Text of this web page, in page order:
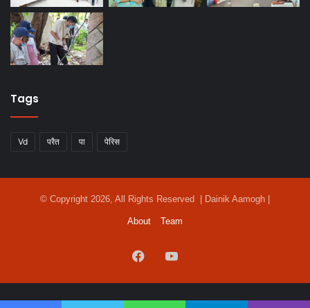
Tags
Vd परैत पा पेरिस
© Copyright 2026, All Rights Reserved | Dainik Aamogh |
About Team
Facebook